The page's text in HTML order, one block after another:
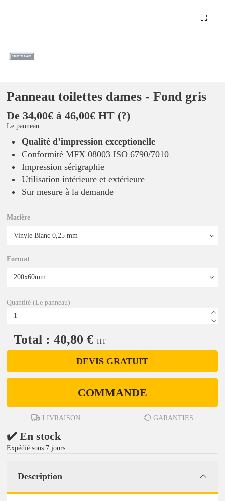
Panneau toilettes dames - Fond gris
De 34,00€ à 46,00€ HT (?)
Le panneau
Qualité d’impression exceptionelle
Conformité MFX 08003 ISO 6790/7010
Impression sérigraphie
Utilisation intérieure et extérieure
Sur mesure à la demande
Matière
Format
Quantité (Le panneau)
Total : 40,80 € HT
DEVIS GRATUIT
COMMANDE
LIVRAISON GARANTIES
✔️ En stock
Expédié sous 7 jours
Description